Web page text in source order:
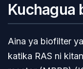
Kuchagua
Aina ya biofilter
katika RAS ni